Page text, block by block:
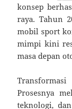
konsep
raya. Tahun
mobil sport
mimpi kini
masa depan
Prosesnya
teknologi,